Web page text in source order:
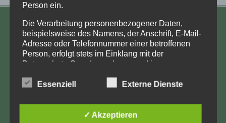
KONTAKT
Aufarbeitung und Erforschung
Kinderverschickung e.V.
Anja Röhl
Kiehlufer 43
12059 Berlin
info@Verschickungsheime.de
Person ein.
Die Verarbeitung personenbezogener Daten,
beispielsweise des Namens, der Anschrift, E-Mail-
Adresse oder Telefonnummer einer betroffenen
Person, erfolgt stets im Einklang mit der
Datenschutz-Grundverordnung und in
landesspezifischen Datenschutzbestimmungen.
Unternehmen die Öffentlichkeit über Art, Umfang
und Zweck der von uns erhobenen, genutzten und
Essenziell Externe Dienste
✓ Akzeptieren